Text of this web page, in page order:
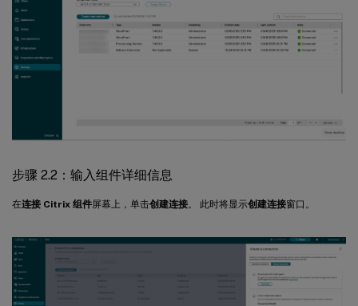
步骤 2.2：输入组件详细信息
在连接 Citrix 组件屏幕上，单击创建连接。 此时将显示创建连接窗口。